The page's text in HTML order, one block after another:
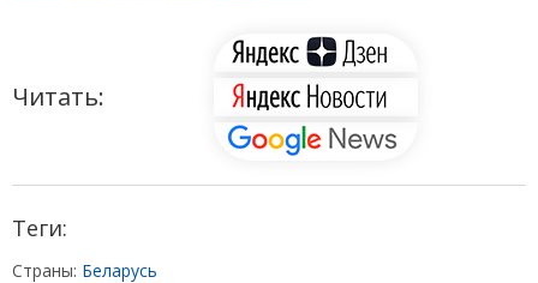
Читать:
Теги:
Страны: Беларусь